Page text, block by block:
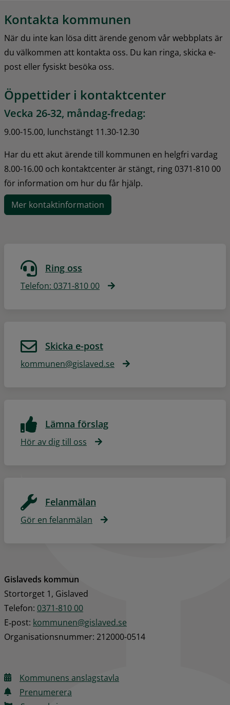
Kontakta kommunen
När du inte kan lösa ditt ärende genom vår webbplats är
du välkommen att kontakta oss. Du kan ringa, skicka e-
post eller fysiskt besöka oss.
Öppettider i kontaktcenter
Vecka 26-32, måndag-fredag:
9.00-15.00, lunchstängt 11.30-12.30
Har du ett akut ärende till kommunen en helgfri vardag
8.00-16.00 och kontaktcenter är stängt, ring 0371-810 00
för information om hur du får hjälp.
Mer kontaktinformation
Ring oss
Telefon: 0371-810 00
Skicka e-post
kommunen@gislaved.se
Lämna förslag
Hör av dig till oss
Felanmälan
Gör en felanmälan
Gislaveds kommun
Stortorget 1, Gislaved
Telefon: 0371-810 00
E‑post: kommunen@gislaved.se
Organisationsnummer: 212000-0514
Kommunens anslagstavla
Prenumerera